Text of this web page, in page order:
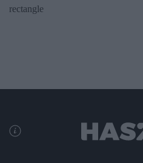
rectangle